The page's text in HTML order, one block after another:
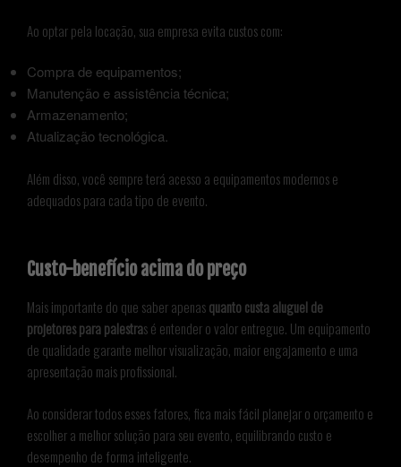
Ao optar pela locação, sua empresa evita custos com:
Compra de equipamentos;
Manutenção e assistência técnica;
Armazenamento;
Atualização tecnológica.
Além disso, você sempre terá acesso a equipamentos modernos e
adequados para cada tipo de evento.
Custo-benefício acima do preço
Mais importante do que saber apenasquanto custa aluguel de
projetores para palestras é entender o valor entregue. Um equipamento
de qualidade garante melhor visualização, maior engajamento e uma
apresentação mais profissional.
Ao considerar todos esses fatores, fica mais fácil planejar o orçamento e
escolher a melhor solução para seu evento, equilibrando custo e
desempenho de forma inteligente.